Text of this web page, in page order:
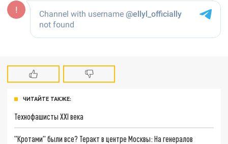
ЧИТАЙТЕ ТАКЖЕ:
Технофашисты XXI века
"Кротами" были все? Теракт в центре Москвы: На генералов